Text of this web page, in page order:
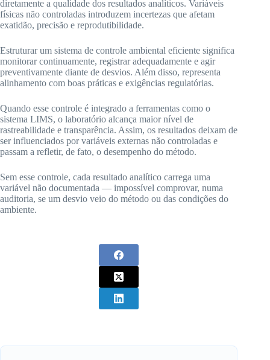
diretamente a qualidade dos resultados analíticos. Variáveis
físicas não controladas introduzem incertezas que afetam
exatidão, precisão e reprodutibilidade.
Estruturar um sistema de controle ambiental eficiente significa
monitorar continuamente, registrar adequadamente e agir
preventivamente diante de desvios. Além disso, representa
alinhamento com boas práticas e exigências regulatórias.
Quando esse controle é integrado a ferramentas como o
sistema LIMS, o laboratório alcança maior nível de
rastreabilidade e transparência. Assim, os resultados deixam de
ser influenciados por variáveis externas não controladas e
passam a refletir, de fato, o desempenho do método.
Sem esse controle, cada resultado analítico carrega uma
variável não documentada — impossível comprovar, numa
auditoria, se um desvio veio do método ou das condições do
ambiente.